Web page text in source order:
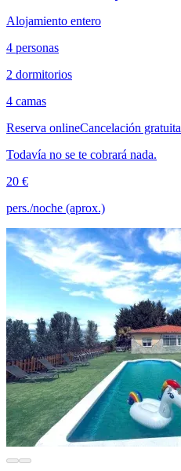
Alojamiento entero
4 personas
2 dormitorios
4 camas
Reserva onlineCancelación gratuita
Todavía no se te cobrará nada.
20 €
pers./noche (aprox.)